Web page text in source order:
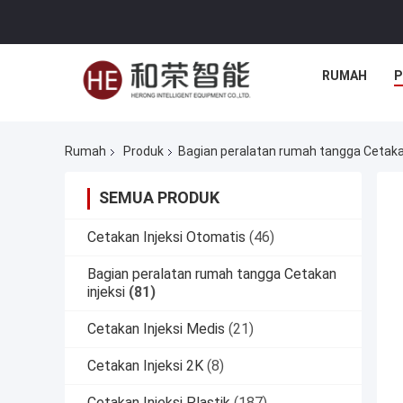
RUMAH
Rumah Produk Bagian peralatan rumah tangga
SEMUA PRODUK
Cetakan Injeksi Otomatis (46)
Bagian peralatan rumah tangga Cetakan
injeksi (81)
Cetakan Injeksi Medis (21)
Cetakan Injeksi 2K (8)